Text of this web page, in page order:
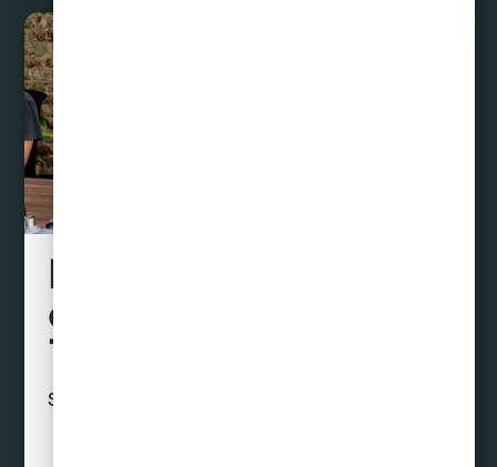
Liquidamos tus
deudas hasta con un
70% de descuento
Sin préstamos ni créditos